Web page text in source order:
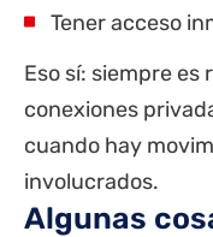
Tener acceso
Eso sí: siempre
conexiones
cuando hay
involucrados.
Algunas